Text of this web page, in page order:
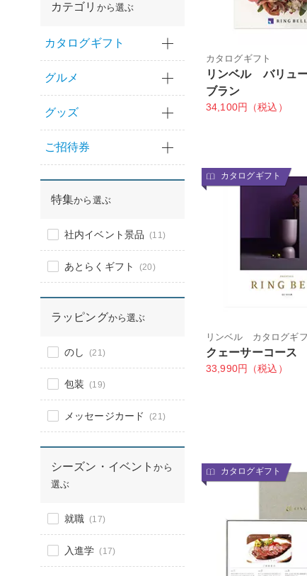
カテゴリ から選ぶ
カタログギフト
グルメ
グッズ
ご招待券
特集から選ぶ
社内イベント景品 (11)
あとらくギフト (20)
ラッピングから選ぶ
のし (21)
包装 (19)
メッセージカード (21)
シーズン・イベントから
選ぶ
就職 (17)
入進学 (17)
カタログギフト
リンベル バリュ
ブラン
34,100円（税込）
カタログギフト
リンベル カタログギ
クェーサーコース
33,990円（税込）
カタログギフト